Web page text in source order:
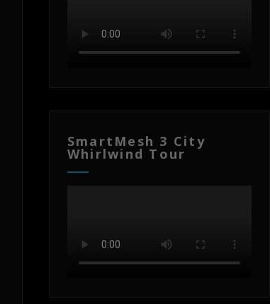
SmartMesh 3 City
Whirlwind Tour